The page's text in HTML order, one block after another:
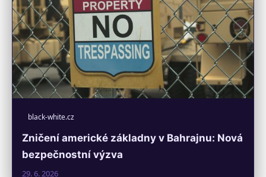
black-white.cz
Zničení americké základny v Bahrajnu: Nová
bezpečnostní výzva
29. 6. 2026